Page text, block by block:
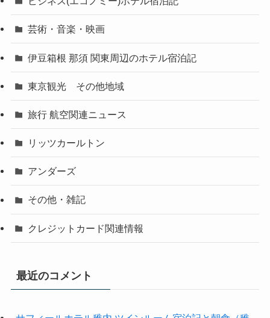
芸術・音楽・映画
伊豆箱根 那須 関東周辺のホテル宿泊記
東京観光 その他地域
旅行 航空関連ニュース
リッツカールトン
アンダーズ
その他・雑記
クレジットカード関連情報
最近のコメント